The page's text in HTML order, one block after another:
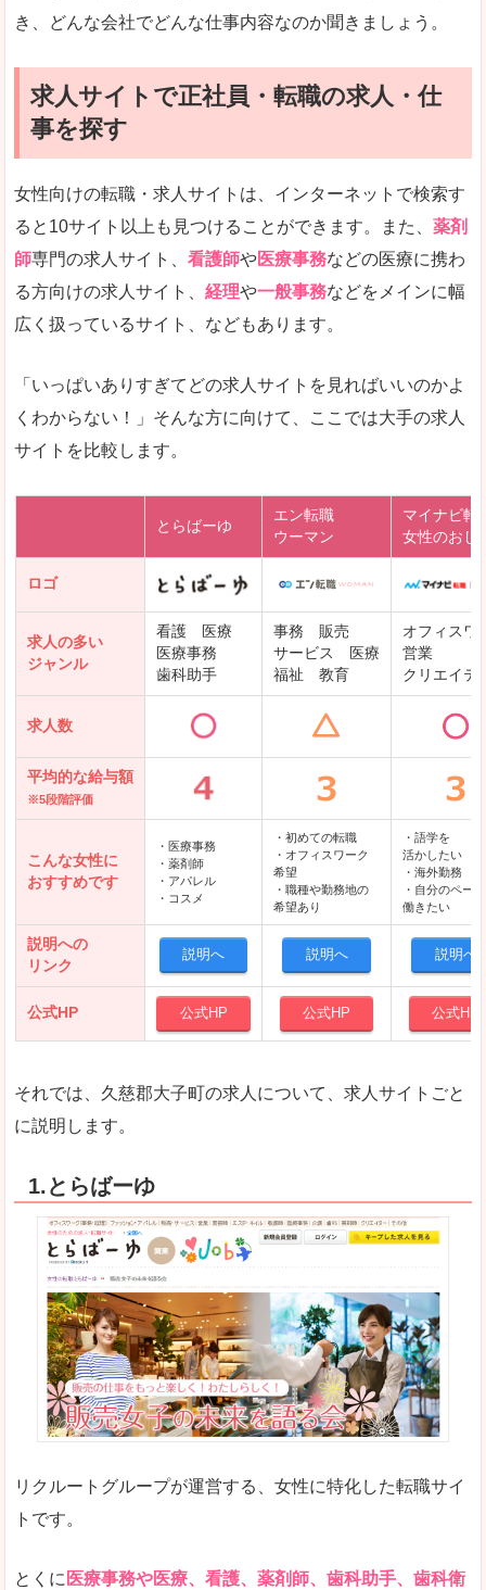
き、どんな会社でどんな仕事内容なのか聞きましょう。
求人サイトで正社員・転職の求人・仕
事を探す
女性向けの転職・求人サイトは、インターネットで検索す
ると10サイト以上も見つけることができます。また、 薬剤
師専門の求人サイト、 看護師や医療事務などの医療に携わ
る方向けの求人サイト、 経理や一般事務などをメインに幅
広く扱っているサイト、などもあります。
「いっぱいありすぎてどの求人サイトを見ればいいのかよ
くわからない！」そんな方に向けて、ここでは大手の求人
サイトを比較します。
とらばーゆ
エン転職
ウーマン
マイナビ転
女性のおし
ロゴ
求人の多い
ジャンル
看護 医療
医療事務
歯科助手
事務 販売
サービス 医療
福祉 教育
オフィスワ
営業
クリエイテ
求人数
平均的な給与額
※5段階評価
こんな女性に
おすすめです
・医療事務
・薬剤師
・アパレル
・コスメ
・初めての転職
・オフィスワーク
希望
・職種や勤務地の
希望あり
・語学を
活かしたい
・海外勤務
・自分のペー
働きたい
説明への
リンク
説明へ 説明へ 説明へ
公式HP 公式HP 公式HP 公式HP
それでは、久慈郡大子町の求人について、求人サイトごと
に説明します。
1.とらばーゆ
リクルートグループが運営する、女性に特化した転職サイ
トです。
とくに 医療事務や医療、看護、薬剤師、歯科助手、歯科衛